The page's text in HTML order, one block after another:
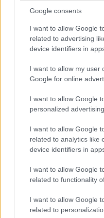
Google consents
I want to allow Google
related to advertising
device identifiers in
I want to allow my user
Google for online
I want to allow Google
personalized advertising.
I want to allow Google
related to analytics like
device identifiers in
I want to allow Google
related to functionality
I want to allow Google
related to
Balogh Tamás
Nem tud úrrá lenni a
Hiába hoztak az F1-es
továbbra is szenvednek a
ismerte el Valtteri